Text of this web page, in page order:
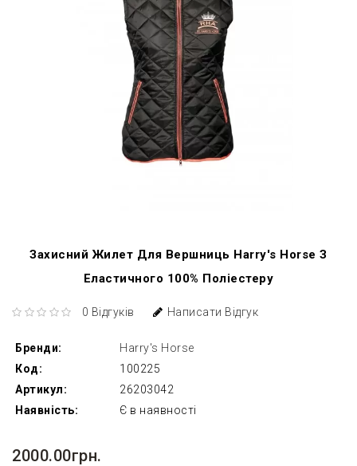
Захисний Жилет Для Вершниць Harry's Horse З
Еластичного 100% Поліестеру
0 Відгуків Написати Відгук
Бренди:
Harry's Horse
Код:
100225
Артикул:
26203042
Наявність:
Є в наявності
2000.00грн.